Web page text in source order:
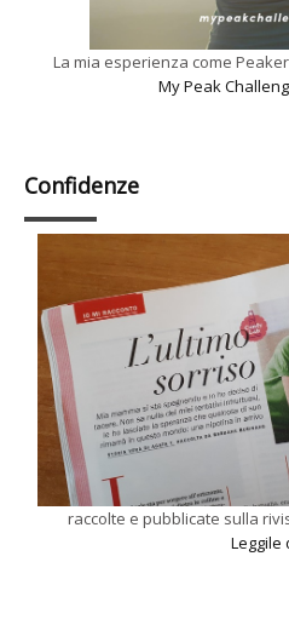
La mia esperienza come
My Peak
Confidenze
raccolte e pubblicate sulla
Leggile